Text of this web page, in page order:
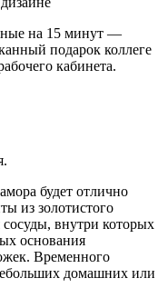
на 15 минут —
подарок коллеге
кабинета.
будет отлично
из золотистого
внутри которых
основания
Временного
домашних или